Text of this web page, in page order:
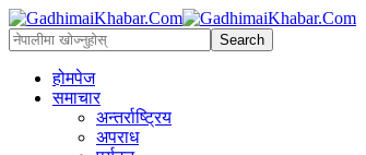
होमपेज
समाचार
अन्तर्राष्ट्रिय
अपराध